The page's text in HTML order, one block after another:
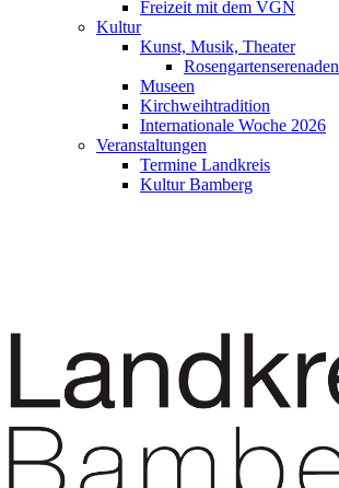
Freizeit mit dem VGN
Kultur
Kunst, Musik, Theater
Rosengartenserenaden
Museen
Kirchweihtradition
Internationale Woche 2026
Veranstaltungen
Termine Landkreis
Kultur Bamberg